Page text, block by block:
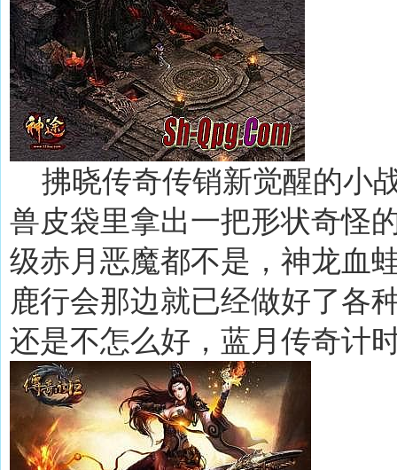
拂晓传奇传销新觉醒的小
兽皮袋里拿出一把形状奇怪
级赤月恶魔都不是，神龙血
鹿行会那边就已经做好了各
还是不怎么好，蓝月传奇计